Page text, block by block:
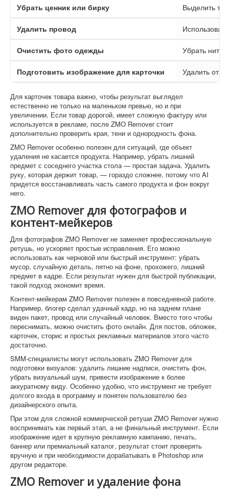
Убрать ценник или бирку Выделить
Удалить провод
Очистить фото одежды Убрать
Подготовить изображение для карточки Удалить
Для карточек товара важно, чтобы результат выглядел
естественно не только на маленьком превью, но и при
увеличении. Если товар дорогой, имеет сложную фактуру или
используется в рекламе, после ZMO Remover стоит
дополнительно проверить края, тени и однородность фона.
ZMO Remover особенно полезен для ситуаций, где объект
удаления не касается продукта. Например, убрать лишний
предмет с соседнего участка стола — простая задача. Удалить
руку, которая держит товар, — гораздо сложнее, потому что AI
придется восстанавливать часть самого продукта и фон вокруг
него.
ZMO Remover для фотографов и
контент-мейкеров
Для фотографов ZMO Remover не заменяет профессиональную
ретушь, но ускоряет простые исправления. Его можно
использовать как черновой или быстрый инструмент: убрать
мусор, случайную деталь, пятно на фоне, прохожего, лишний
предмет в кадре. Если результат нужен для быстрой публикации,
такой подход экономит время.
Контент-мейкерам ZMO Remover полезен в повседневной работе.
Например, блогер сделал удачный кадр, но на заднем плане
виден пакет, провод или случайный человек. Вместо того чтобы
переснимать, можно очистить фото онлайн. Для постов, обложек,
карточек, сторис и простых рекламных материалов этого часто
достаточно.
SMM-специалисты могут использовать ZMO Remover для
подготовки визуалов: удалить лишние надписи, очистить фон,
убрать визуальный шум, привести изображение к более
аккуратному виду. Особенно удобно, что инструмент не требует
долгого входа в программу и понятен пользователю без
дизайнерского опыта.
При этом для сложной коммерческой ретуши ZMO Remover нужно
воспринимать как первый этап, а не финальный инструмент. Если
изображение идет в крупную рекламную кампанию, печать,
баннер или премиальный каталог, результат стоит проверять
вручную и при необходимости дорабатывать в Photoshop или
другом редакторе.
ZMO Remover и удаление фона